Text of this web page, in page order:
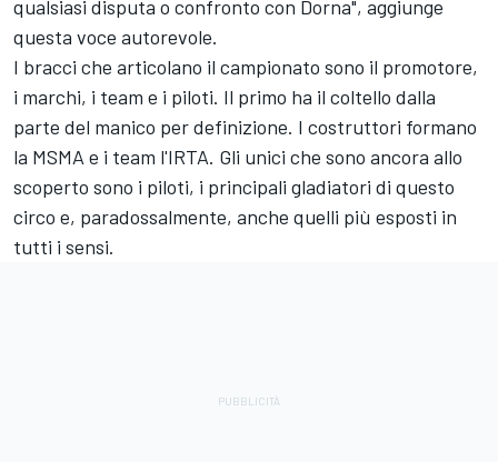
qualsiasi disputa o confronto con Dorna", aggiunge
questa voce autorevole.
I bracci che articolano il campionato sono il promotore,
i marchi, i team e i piloti. Il primo ha il coltello dalla
parte del manico per definizione. I costruttori formano
la MSMA e i team l'IRTA. Gli unici che sono ancora allo
scoperto sono i piloti, i principali gladiatori di questo
circo e, paradossalmente, anche quelli più esposti in
tutti i sensi.